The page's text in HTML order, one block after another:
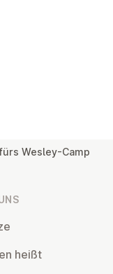
Wesley-Camp
heißt